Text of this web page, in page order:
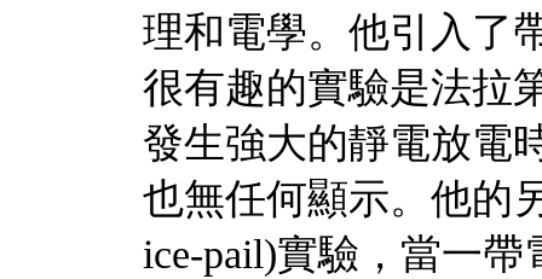
理和電學。他引入了
很有趣的實驗是法拉
發生強大的靜電放電
也無任何顯示。他的
ice-pail)實驗，當一